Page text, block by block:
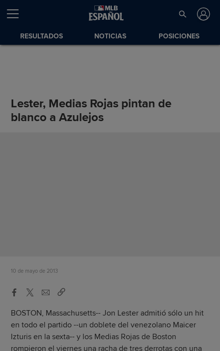
RESULTADOS NOTICIAS POSICIONES
Lester, Medias Rojas pintan de
blanco a Azulejos
10 de mayo de 2013
BOSTON, Massachusetts-- Jon Lester admitió sólo un hit
en todo el partido --un doblete del venezolano Maicer
Izturis en la sexta-- y los Medias Rojas de Boston
rompieron el viernes una racha de tres derrotas con una